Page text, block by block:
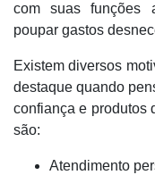
com suas funções
poupar gastos
Existem diversos
destaque quando
confiança e produtos
são:
Atendimento